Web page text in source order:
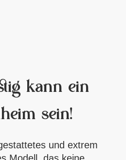
kann ein
sein!
und extrem